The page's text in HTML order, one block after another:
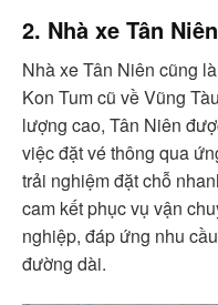
2. Nhà xe Tân Niên
Nhà xe Tân Niên cũng
Kon Tum cũ về Vũng
lượng cao, Tân Niên
việc đặt vé thông qua
trải nghiệm đặt chỗ
cam kết phục vụ vận
nghiệp, đáp ứng nhu
đường dài.